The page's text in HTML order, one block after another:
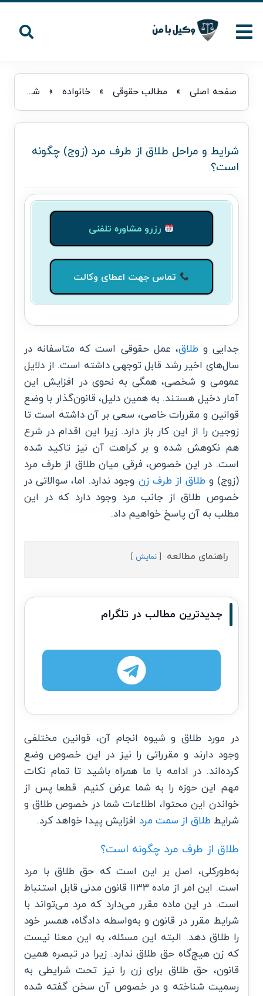
صفحه اصلی » مطالب حقوقی »خانواده » شرایط و مراحل طلاق از طرف مرد (زوج) چگونه است؟
شرایط و مراحل طلاق از طرف مرد (زوج) چگونه
است؟
رزرو مشاوره تلفنی
تماس جهت اعطای وکالت
جدایی وطلاق، عمل حقوقی است که متاسفانه در
سال‌های اخیر رشد قابل توجهی داشته است. از دلایل
عمومی و شخصی، همگی به نحوی در افزایش این
آمار دخیل هستند. به همین دلیل، قانون‌گذار با وضع
قوانین و مقررات خاصی، سعی بر آن داشته است تا
زوجین را از این کار باز دارد. زیرا این اقدام در شرع
هم نکوهش شده و بر کراهت آن نیز تاکید شده
است. در این خصوص، فرقی میان طلاق از طرف مرد
(زوج) وطلاق از طرف زن وجود ندارد. اما، سوالاتی در
خصوص طلاق از جانب مرد وجود دارد که در این
مطلب به آن پاسخ خواهیم داد.
راهنمای مطالعه نمایش
جدیدترین مطالب در تلگرام
در مورد طلاق و شیوه انجام آن، قوانین مختلفی
وجود دارند و مقرراتی را نیز در این خصوص وضع
کرده‌اند. در ادامه با ما همراه باشید تا تمام نکات
مهم این حوزه را به شما عرض کنیم. قطعا پس از
خواندن این محتوا، اطلاعات شما در خصوص طلاق و
شرایططلاق از سمت مرد افزایش پیدا خواهد کرد.
طلاق از طرف مرد چگونه است؟
به‌طورکلی، اصل بر این است که حق طلاق با مرد
است. این امر از ماده ۱۱۳۳ قانون مدنی قابل استنباط
است. در این ماده مقرر می‌دارد که مرد می‌تواند با
شرایط مقرر در قانون و به‌واسطه دادگاه، همسر خود
را طلاق دهد. البته این مسئله، به این معنا نیست
که زن هیچ‌گاه حق طلاق ندارد. زیرا در تبصره همین
قانون، حق طلاق برای زن را نیز تحت شرایطی به
رسمیت شناخته و در خصوص آن سخن گفته شده